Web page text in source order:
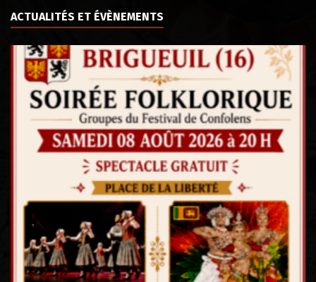
ACTUALITÉS ET ÉVÈNEMENTS